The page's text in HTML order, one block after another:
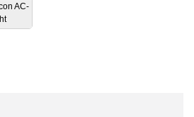
AC-